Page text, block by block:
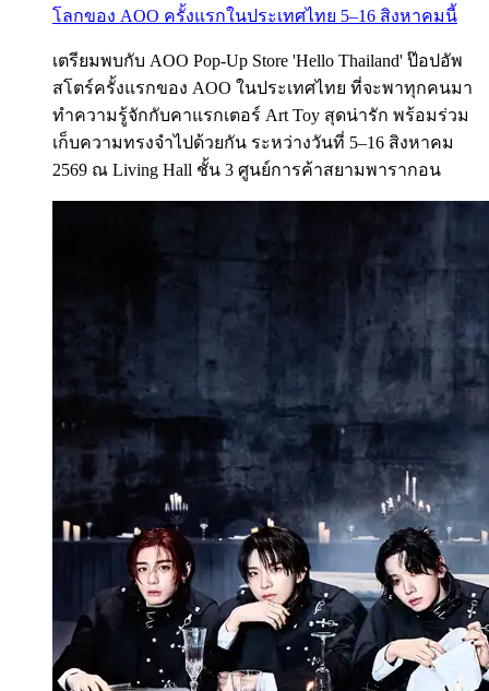
โลกของ AOO ครั้งแรกในประเทศไทย 5–16 สิงหาคมนี้
เตรียมพบกับ AOO Pop-Up Store 'Hello Thailand' ป๊อปอัพ
สโตร์ครั้งแรกของ AOO ในประเทศไทย ที่จะพาทุกคนมา
ทำความรู้จักกับคาแรกเตอร์ Art Toy สุดน่ารัก พร้อมร่วม
เก็บความทรงจำไปด้วยกัน ระหว่างวันที่ 5–16 สิงหาคม
2569 ณ Living Hall ชั้น 3 ศูนย์การค้าสยามพารากอน